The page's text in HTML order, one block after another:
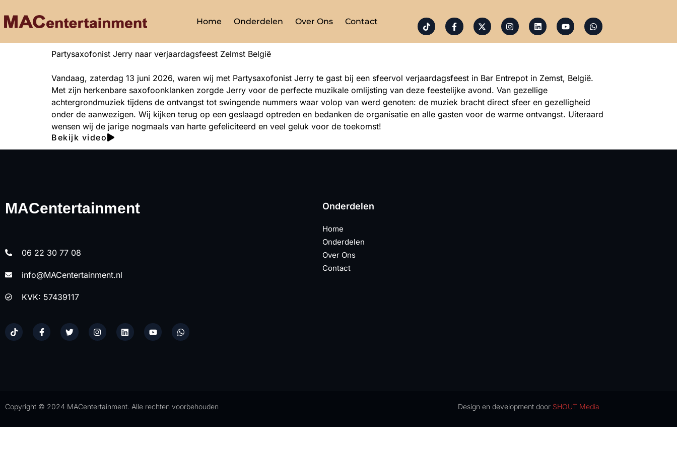
Home Onderdelen Over Ons Contact
Partysaxofonist Jerry naar verjaardagsfeest Zelmst België
Vandaag, zaterdag 13 juni 2026, waren wij met Partysaxofonist Jerry te gast bij een sfeervol verjaardagsfeest in Bar Entrepot in Zemst, België.
Met zijn herkenbare saxofoonklanken zorgde Jerry voor de perfecte muzikale omlijsting van deze feestelijke avond. Van gezellige
achtergrondmuziek tijdens de ontvangst tot swingende nummers waar volop van werd genoten: de muziek bracht direct sfeer en gezelligheid
onder de aanwezigen. Wij kijken terug op een geslaagd optreden en bedanken de organisatie en alle gasten voor de warme ontvangst. Uiteraard
wensen wij de jarige nogmaals van harte gefeliciteerd en veel geluk voor de toekomst!
Bekijk video
MACentertainment
06 22 30 77 08
info@MACentertainment.nl
KVK: 57439117
Onderdelen
Home
Onderdelen
Over Ons
Contact
Copyright © 2024 MACentertainment. Alle rechten voorbehouden Design en development door SHOUT Media